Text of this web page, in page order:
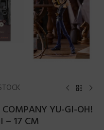
YU-GI-OH!
– 17 CM